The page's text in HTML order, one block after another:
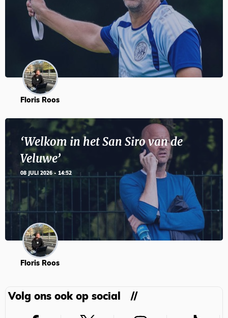
Floris Roos
‘Welkom in het San Siro van de
Veluwe’
08 JULI 2026 - 14:52
Floris Roos
Volg ons ook op social